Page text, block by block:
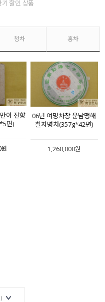
할인 상품
청차 홍차
아 진향
편)
06년 여명차창 운남맹해
칠자병차(357g*42편)
1,260,000원
)